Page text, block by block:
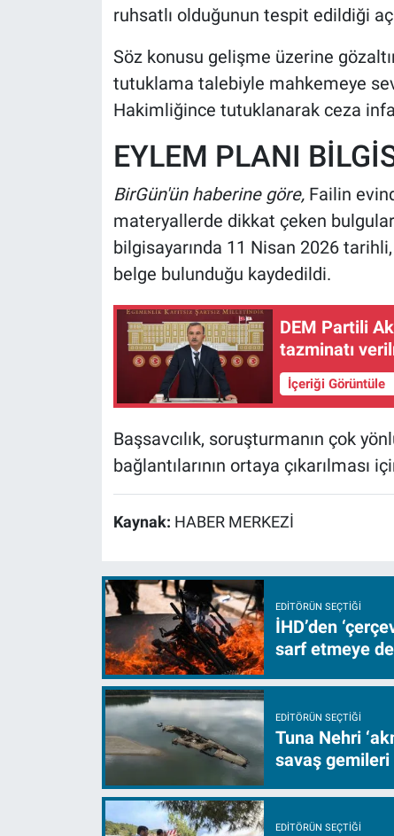
ruhsatlı olduğunun tespit edildiği
Söz konusu gelişme üzerine
tutuklama talebiyle mahkemeye
Hakimliğince tutuklanarak ceza
EYLEM PLANI
BirGün'ün haberine göre,Failin
materyallerde dikkat çeken
bilgisayarında 11 Nisan 2026
belge bulunduğu kaydedildi.
DEM Partili
tazminatı
İçeriği Görüntüle
Başsavcılık, soruşturmanın çok
bağlantılarının ortaya çıkarılması
Kaynak: HABER MERKEZİ
EDITÖRÜN SEÇTIĞI
İHD’den
sarf etmeye
EDITÖRÜN SEÇTIĞI
Tuna Nehri
savaş gemileri
EDITÖRÜN SEÇTIĞI